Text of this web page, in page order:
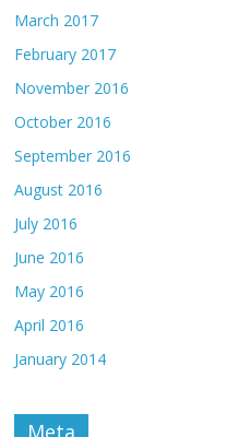
March 2017
February 2017
November 2016
October 2016
September 2016
August 2016
July 2016
June 2016
May 2016
April 2016
January 2014
Meta